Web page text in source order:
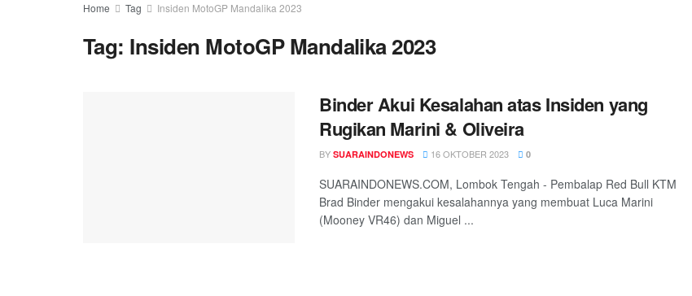
Home Tag Insiden MotoGP Mandalika 2023
Tag: Insiden MotoGP Mandalika 2023
Binder Akui Kesalahan atas Insiden yang
Rugikan Marini & Oliveira
BY SUARAINDONEWS 16 OKTOBER 2023 0
SUARAINDONEWS.COM, Lombok Tengah - Pembalap Red Bull KTM
Brad Binder mengakui kesalahannya yang membuat Luca Marini
(Mooney VR46) dan Miguel ...